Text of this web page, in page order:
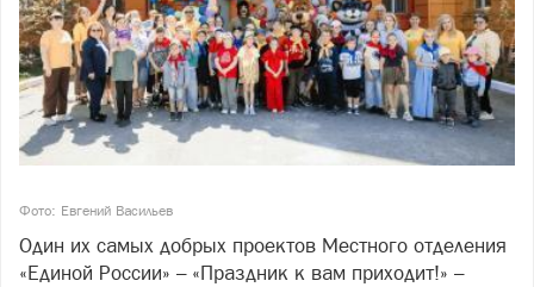
Фото: Евгений Васильев
Один их самых добрых проектов Местного отделения
«Единой России» – «Праздник к вам приходит!» –